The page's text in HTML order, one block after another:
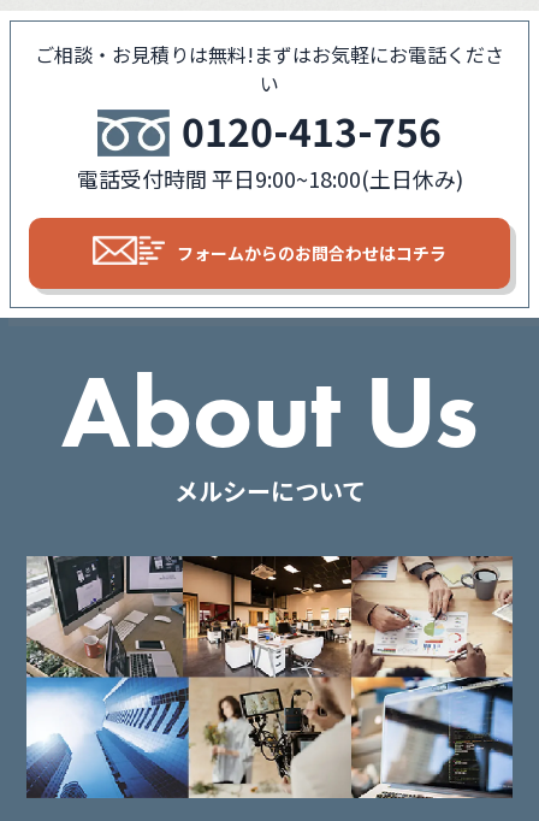
ご相談・お見積りは無料!まずはお気軽にお電話くださ
い
0120-413-756
電話受付時間 平日9:00~18:00(土日休み)
フォームからのお問合わせはコチラ
About Us
メルシーについて